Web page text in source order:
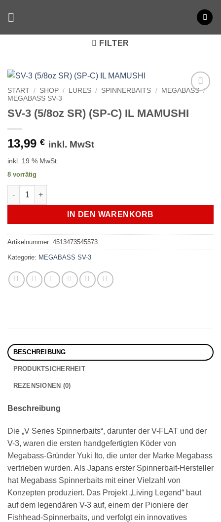
FILTER
START / SHOP / LURES / SPINNERBAITS / MEGABASS /
MEGABASS SV-3
SV-3 (5/8oz SR) (SP-C) IL MAMUSHI
13,99 € inkl. MwSt
inkl. 19 % MwSt.
8 vorrätig
SV-3 (5/8oz SR) (SP-C) IL MAMUSHI Menge
IN DEN WARENKORB
Artikelnummer: 4513473545573
Kategorie: MEGABASS SV-3
BESCHREIBUNG
PRODUKTSICHERHEIT
REZENSIONEN (0)
Beschreibung
Die „V Series Spinnerbaits“, darunter der V-FLAT und der
V-3, waren die ersten handgefertigten Köder von
Megabass-Gründer Yuki Ito, die unter der Marke Megabass
vertrieben wurden. Als Japans erster Spinnerbait-Hersteller
hat Megabass Spinnerbaits mit einer Vielzahl von
Konzepten produziert. Das Projekt „Living Legend“ baut
auf dem legendären V-3 auf, einem der Pioniere der
Fishhead-Spinnerbaits, und verfolgt ein innovatives